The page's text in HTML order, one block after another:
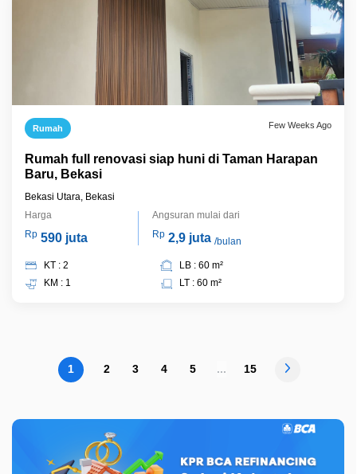
Rumah Few Weeks Ago
Rumah full renovasi siap huni di Taman Harapan
Baru, Bekasi
Bekasi Utara, Bekasi
Harga
Rp 590 juta
Angsuran mulai dari
Rp 2,9 juta /bulan
KT : 2
KM : 1
LB : 60 m²
LT : 60 m²
1 2 3 4 5 ... 15